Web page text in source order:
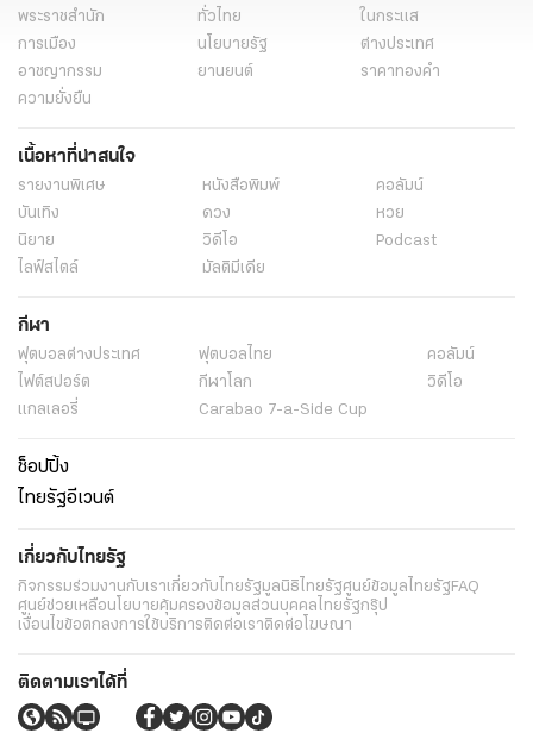
พระราชสำนัก ทั่วไทย
ในกระแส
การเมือง
นโยบายรัฐ
ต่างประเทศ
อาชญากรรม
ยานยนต์
ราคาทองคำ
ความยั่งยืน
เนื้อหาที่น่าสนใจ
รายงานพิเศษ หนังสือพิมพ์
คอลัมน์
บันเทิง
ดวง
หวย
นิยาย
วิดีโอ
Podcast
ไลฟ์สไตล์
มัลติมีเดีย
กีฬา
ฟุตบอลต่่างประเทศ ฟุตบอลไทย
คอลัมน์
ไฟต์สปอร์ต
กีฬาโลก
วิดีโอ
แกลเลอรี่
Carabao 7-a-Side Cup
ช็อปปิ้ง
ไทยรัฐอีเวนต์
เกี่ยวกับไทยรัฐ
กิจกรรมร่วมงานกับเราเกี่ยวกับไทยรัฐมูลนิธิไทยรัฐศูนย์ข้อมูลไทยรัฐFAQ
ศูนย์ช่วยเหลือนโยบายคุ้มครองข้อมูลส่วนบุคคลไทยรัฐกรุ๊ป
เงื่อนไขข้อตกลงการใช้บริการติดต่อเราติดต่อโฆษณา
ติดตามเราได้ที่